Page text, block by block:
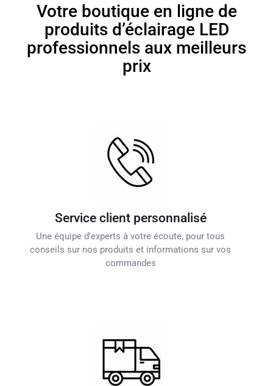
Votre boutique en ligne de
produits d’éclairage LED
professionnels aux meilleurs
prix
Service client personnalisé
Une équipe d'experts à votre écoute, pour tous
conseils sur nos produits et informations sur vos
commandes